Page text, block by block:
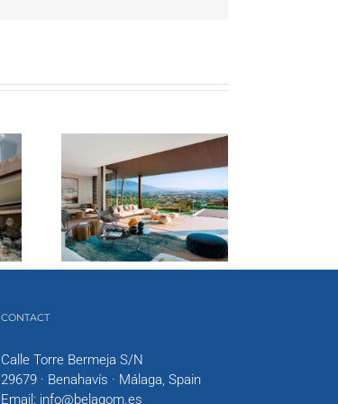
CONTACT
Calle Torre Bermeja S/N
29679 · Benahavís · Málaga, Spain
Email: info@belagom.es